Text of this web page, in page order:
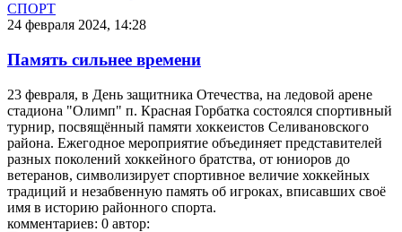
СПОРТ
24 февраля 2024, 14:28
Память сильнее времени
23 февраля, в День защитника Отечества, на ледовой арене
стадиона "Олимп" п. Красная Горбатка состоялся спортивный
турнир, посвящённый памяти хоккеистов Селивановского
района. Ежегодное мероприятие объединяет представителей
разных поколений хоккейного братства, от юниоров до
ветеранов, символизирует спортивное величие хоккейных
традиций и незабвенную память об игроках, вписавших своё
имя в историю районного спорта.
комментариев: 0 автор: